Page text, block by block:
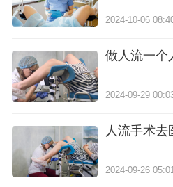
2024-10-06
做人流一个
2024-09-29
人流手术
2024-09-26 05:01